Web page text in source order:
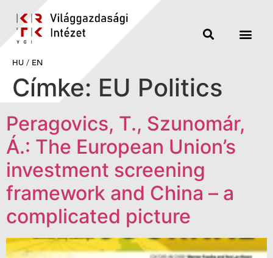
HU / EN
Címke: EU Politics
Peragovics, T., Szunomár,
Á.: The European Union’s
investment screening
framework and China – a
complicated picture